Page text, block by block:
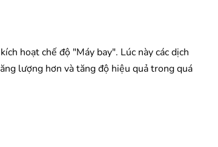
hoạt chế độ "Máy bay". Lúc này các dịch
lượng hơn và tăng độ hiệu quả trong quá